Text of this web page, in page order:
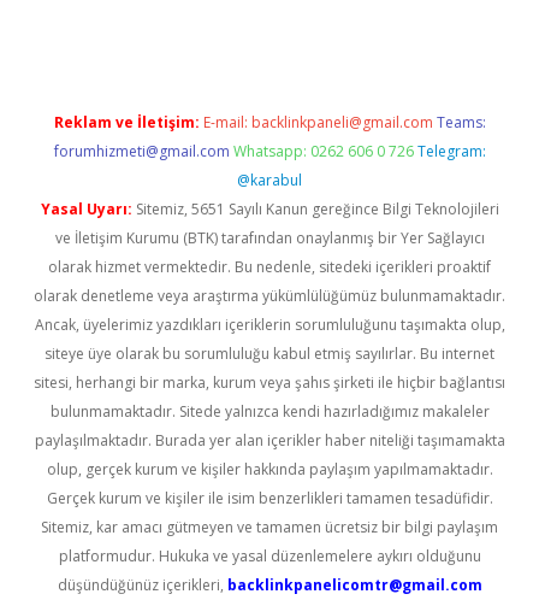
Reklam ve İletişim: E-mail: backlinkpaneli@gmail.com Teams:
forumhizmeti@gmail.com Whatsapp: 0262 606 0 726 Telegram:
@karabul
Yasal Uyarı: Sitemiz, 5651 Sayılı Kanun gereğince Bilgi Teknolojileri
ve İletişim Kurumu (BTK) tarafından onaylanmış bir Yer Sağlayıcı
olarak hizmet vermektedir. Bu nedenle, sitedeki içerikleri proaktif
olarak denetleme veya araştırma yükümlülüğümüz bulunmamaktadır.
Ancak, üyelerimiz yazdıkları içeriklerin sorumluluğunu taşımakta olup,
siteye üye olarak bu sorumluluğu kabul etmiş sayılırlar. Bu internet
sitesi, herhangi bir marka, kurum veya şahıs şirketi ile hiçbir bağlantısı
bulunmamaktadır. Sitede yalnızca kendi hazırladığımız makaleler
paylaşılmaktadır. Burada yer alan içerikler haber niteliği taşımamakta
olup, gerçek kurum ve kişiler hakkında paylaşım yapılmamaktadır.
Gerçek kurum ve kişiler ile isim benzerlikleri tamamen tesadüfidir.
Sitemiz, kar amacı gütmeyen ve tamamen ücretsiz bir bilgi paylaşım
platformudur. Hukuka ve yasal düzenlemelere aykırı olduğunu
düşündüğünüz içerikleri, backlinkpanelicomtr@gmail.com